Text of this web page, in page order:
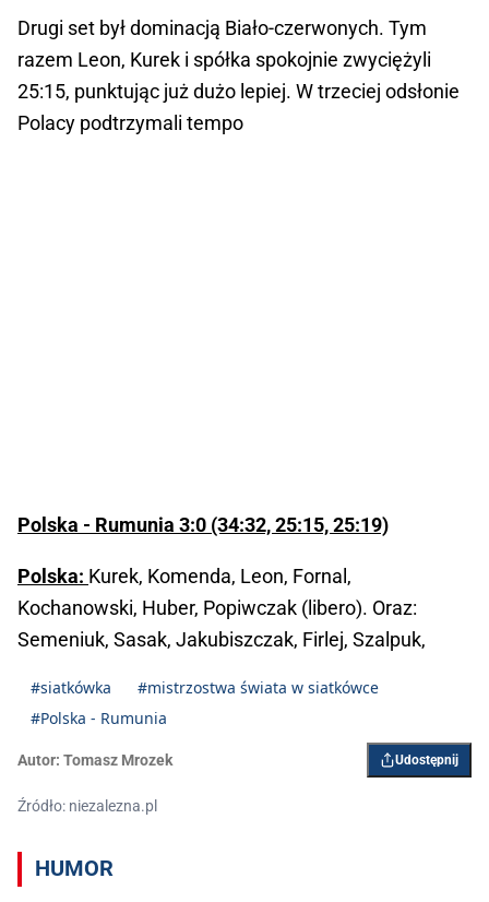
Drugi set był dominacją Biało-czerwonych. Tym
razem Leon, Kurek i spółka spokojnie zwyciężyli
25:15, punktując już dużo lepiej. W trzeciej odsłonie
Polacy podtrzymali tempo
Polska - Rumunia 3:0 (34:32, 25:15, 25:19)
Polska: Kurek, Komenda, Leon, Fornal,
Kochanowski, Huber, Popiwczak (libero). Oraz:
Semeniuk, Sasak, Jakubiszczak, Firlej, Szalpuk,
#siatkówka
#mistrzostwa świata w siatkówce
#Polska - Rumunia
Autor: Tomasz Mrozek Udostępnij
Źródło: niezalezna.pl
HUMOR